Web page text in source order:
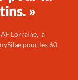
»
Lorraine, a
pour les 60